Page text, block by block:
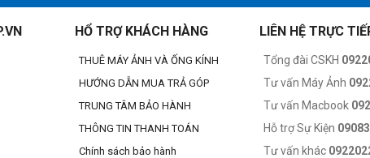
mức âm lượng lớn hơn đến 25% và mang lại âm bass sâu hơn so
video, và cuộc gọi thoại chất lượng cao.
HỔ TRỢ KHÁCH HÀNG
THUÊ MÁY ẢNH VÀ ỐNG KÍNH
HƯỚNG DẪN MUA TRẢ GÓP
TRUNG TÂM BẢO HÀNH
THÔNG TIN THANH TOÁN
Chính sách bảo hành
LIÊN HỆ TRỰC
Tổng đài CSKH
Tư vấn Máy Ảnh
Tư vấn Macbook
Hỗ trợ Sự Kiện
Tư vấn khác